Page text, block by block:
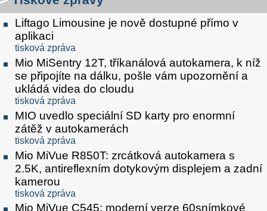
Liftago Limousine je nově dostupné přímo v
aplikaci
tisková zpráva
Mio MiSentry 12T, tříkanálová autokamera, k níž
se připojíte na dálku, pošle vám upozornění a
ukládá videa do cloudu
tisková zpráva
MIO uvedlo speciální SD karty pro enormní
zátěž v autokamerách
tisková zpráva
Mio MiVue R850T: zrcátková autokamera s
2.5K, antireflexním dotykovým displejem a zadní
kamerou
tisková zpráva
Mio MiVue C545: moderní verze 60snímkové